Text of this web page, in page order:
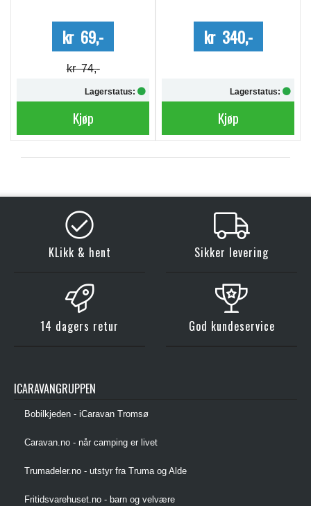
kr 69,-
kr 74,-
Lagerstatus:
Kjøp
kr 340,-
Lagerstatus:
Kjøp
KLikk & hent Sikker levering
14 dagers retur God kundeservice
ICARAVANGRUPPEN
Bobilkjeden - iCaravan Tromsø
Caravan.no - når camping er livet
Trumadeler.no - utstyr fra Truma og Alde
Fritidsvarehuset.no - barn og velvære